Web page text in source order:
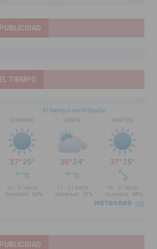
PUBLICIDAD
EL TIEMPO
PUBLICIDAD